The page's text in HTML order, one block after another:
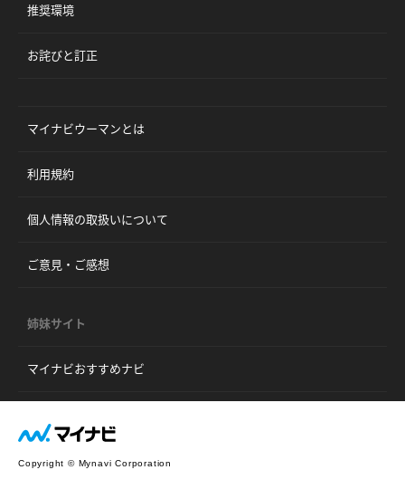
推奨環境
お詫びと訂正
マイナビウーマンとは
利用規約
個人情報の取扱いについて
ご意見・ご感想
姉妹サイト
マイナビおすすめナビ
Copyright © Mynavi Corporation